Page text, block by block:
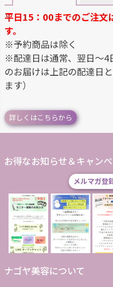
平日15：00までのご注文
す。
※予約商品は除く
※配達日は通常、翌日～4
のお届けは上記の配達日
ます）
詳しくはこちらから
お得なお知らせ＆キャン
メルマガ登
ナゴヤ美容について